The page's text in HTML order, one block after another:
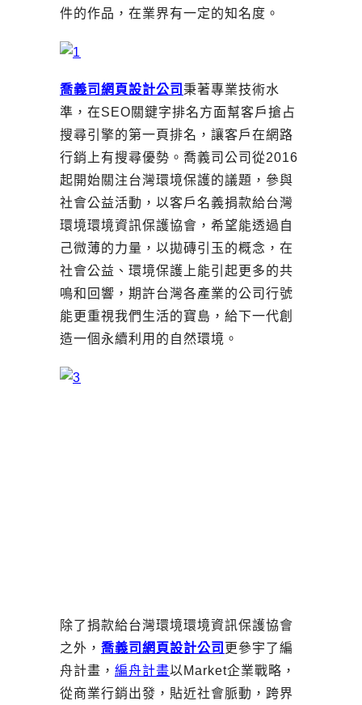
件的作品，在業界有一定的知名度。
喬義司網頁設計公司 秉著專業技術水
準，在SEO關鍵字排名方面幫客戶搶占
搜尋引擎的第一頁排名，讓客戶在網路
行銷上有搜尋優勢。喬義司公司從2016
起開始關注台灣環境保護的議題，參與
社會公益活動，以客戶名義捐款給台灣
環境環境資訊保護協會，希望能透過自
己微薄的力量，以拋磚引玉的概念，在
社會公益、環境保護上能引起更多的共
鳴和回響，期許台灣各產業的公司行號
能更重視我們生活的寶島，給下一代創
造一個永續利用的自然環境。
除了捐款給台灣環境環境資訊保護協會
之外， 喬義司網頁設計公司 更參宇了編
舟計畫， 編舟計畫以Market企業戰略，
從商業行銷出發，貼近社會脈動，跨界